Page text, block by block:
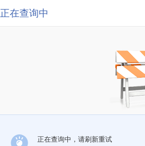
正在查询中
正在查询中，请刷新重试